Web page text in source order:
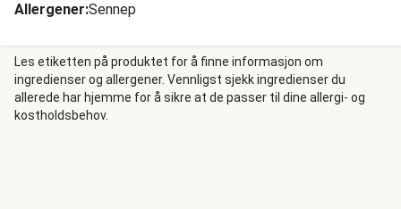
Allergener:Sennep
Les etiketten på produktet for å finne informasjon om
ingredienser og allergener. Vennligst sjekk ingredienser du
allerede har hjemme for å sikre at de passer til dine allergi- og
kostholdsbehov.